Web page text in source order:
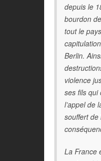
depuis le
bourdon
tout le
Berlin.
violence
ses fils qui
l’appel de
souffert de
La France